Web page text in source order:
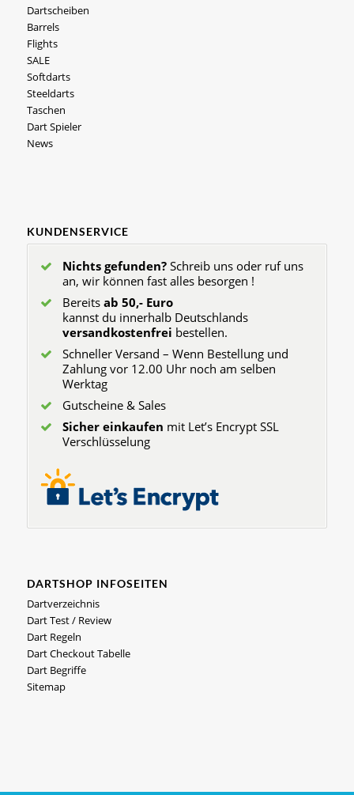
Dartscheiben
Barrels
Flights
SALE
Softdarts
Steeldarts
Taschen
Dart Spieler
News
KUNDENSERVICE
Nichts gefunden?Schreib uns oder ruf uns
an, wir können fast alles besorgen !
Bereits ab 50,- Euro
kannst du innerhalb Deutschlands
versandkostenfrei bestellen.
Schneller Versand – Wenn Bestellung und
Zahlung vor 12.00 Uhr noch am selben
Werktag
Gutscheine & Sales
Sicher einkaufen mit Let’s Encrypt SSL
Verschlüsselung
DARTSHOP INFOSEITEN
Dartverzeichnis
Dart Test / Review
Dart Regeln
Dart Checkout Tabelle
Dart Begriffe
Sitemap